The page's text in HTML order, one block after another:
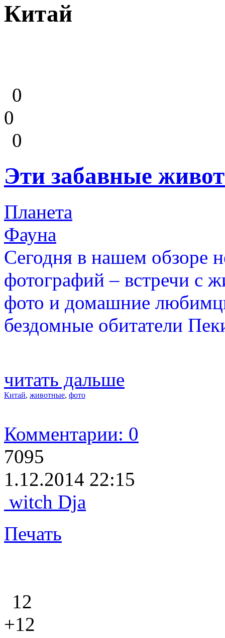
Китай
0
0
0
Эти забавные
Планета
Фауна
Сегодня в нашем обзоре
фотографий – встречи с
фото и домашние
бездомные обитатели
читать дальше
Китай, животные, фото
Комментарии: 0
7095
1.12.2014 22:15
witch Dja
Печать
12
+12